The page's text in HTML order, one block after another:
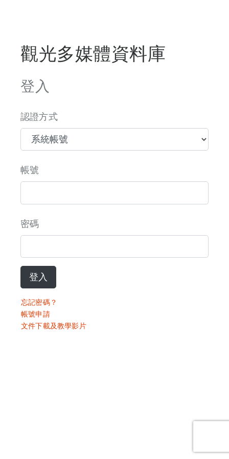
觀光多媒體資料庫
登入
認證方式
帳號
密碼
登入
忘記密碼？
帳號申請
文件下載及教學影片